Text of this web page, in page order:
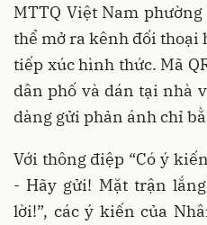
MTTQ Việt Nam
thể mở ra kênh đối thoại
tiếp xúc hình thức. Mã
dân phố và dán tại nhà
dàng gửi phản ánh chỉ
Với thông điệp “Có ý
- Hãy gửi! Mặt trận
lời!”, các ý kiến của